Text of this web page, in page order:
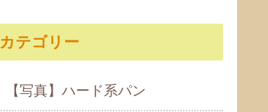
カテゴリー
【写真】ハード系パン